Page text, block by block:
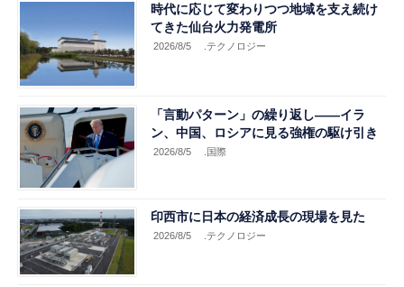
時代に応じて変わりつつ地域を支え続け
てきた仙台火力発電所
2026/8/5 .テクノロジー
「言動パターン」の繰り返し――イラ
ン、中国、ロシアに見る強権の駆け引き
2026/8/5 .国際
印西市に日本の経済成長の現場を見た
2026/8/5 .テクノロジー